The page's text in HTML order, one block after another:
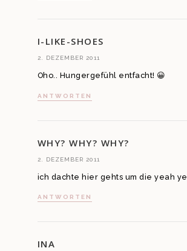
I-LIKE-SHOES
2. DEZEMBER 2011
Oho.. Hungergefühl entfacht! 😀
ANTWORTEN
WHY? WHY? WHY?
2. DEZEMBER 2011
ich dachte hier gehts um die yeah
ANTWORTEN
INA